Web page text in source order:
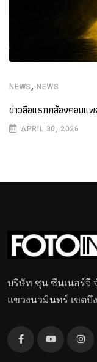
NEWS ,NEWS
ข่าวลือแรกกล้องคอมแ
APRIL 30, 2026
บริษัท ชุน ซีนเนอร์จี
แขวงนวมินทร์ เขตบึ